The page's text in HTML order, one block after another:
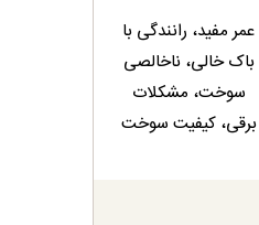
عمر مفید، رانندگی با
باک خالی، ناخالصی
سوخت، مشکلات
برقی، کیفیت سوخت